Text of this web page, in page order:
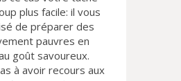
plus facile: il vous
de préparer des
pauvres en
goût savoureux.
à avoir recours aux